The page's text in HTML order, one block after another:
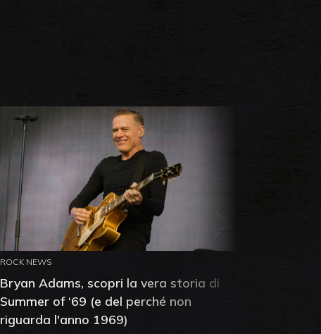
ROCK NEWS
Bryan Adams, scopri la vera storia di
Summer of ‘69 (e del perché non
riguarda l'anno 1969)